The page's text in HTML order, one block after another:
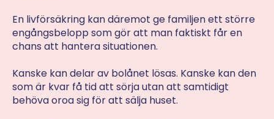
En livförsäkring kan däremot ge familjen ett större
engångsbelopp som gör att man faktiskt får en
chans att hantera situationen.
Kanske kan delar av bolånet lösas. Kanske kan den
som är kvar få tid att sörja utan att samtidigt
behöva oroa sig för att sälja huset.